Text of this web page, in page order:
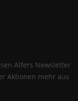
Alfers Newsletter
Aktionen mehr aus